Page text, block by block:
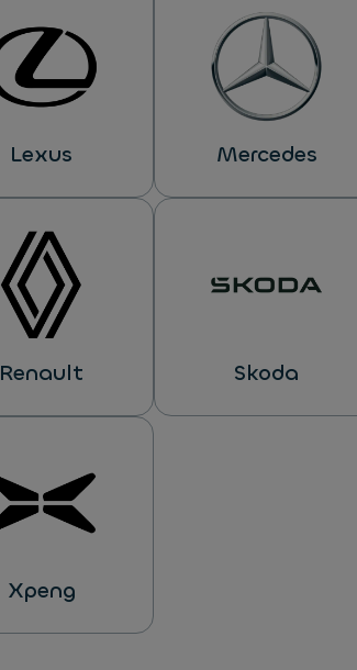
Lexus Mercedes
Renault Skoda
Xpeng